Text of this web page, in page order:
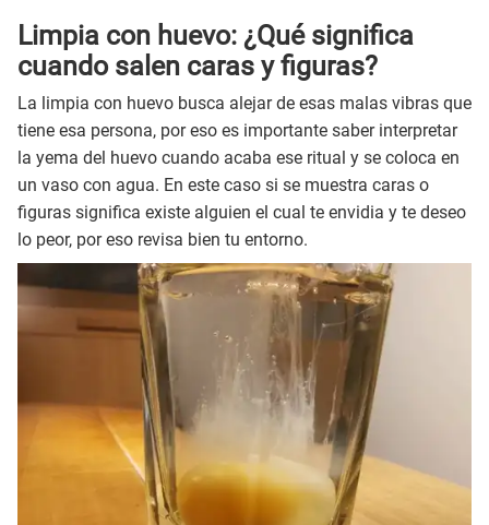
Limpia con huevo: ¿Qué significa
cuando salen caras y figuras?
La limpia con huevo busca alejar de esas malas vibras que
tiene esa persona, por eso es importante saber interpretar
la yema del huevo cuando acaba ese ritual y se coloca en
un vaso con agua. En este caso si se muestra caras o
figuras significa existe alguien el cual te envidia y te deseo
lo peor, por eso revisa bien tu entorno.